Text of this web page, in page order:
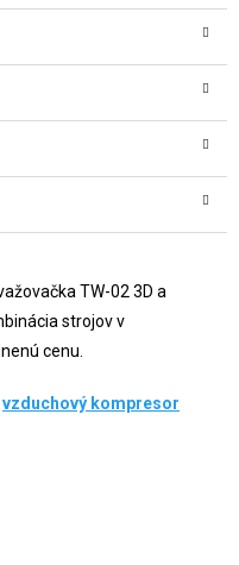
TW-02 3D a
strojov v
cenu.
vzduchový kompresor